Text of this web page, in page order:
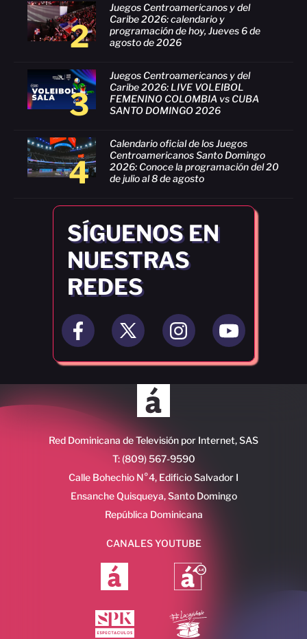
2
Juegos Centroamericanos y del
Caribe 2026: calendario y
programación de hoy, Jueves 6 de
agosto de 2026
3
Juegos Centroamericanos y del
Caribe 2026: LIVE VOLEIBOL
FEMENINO COLOMBIA vs CUBA
SANTO DOMINGO 2026
4
Calendario oficial de los Juegos
Centroamericanos Santo Domingo
2026: Conoce la programación del 20
de julio al 8 de agosto
SÍGUENOS EN
NUESTRAS
REDES
Red Dominicana de Televisión por Internet, SAS
T: (809) 567-9590
Calle Bohechio N°4, Edificio Salvador I
Ensanche Quisqueya, Santo Domingo
República Dominicana
CANALES YOUTUBE